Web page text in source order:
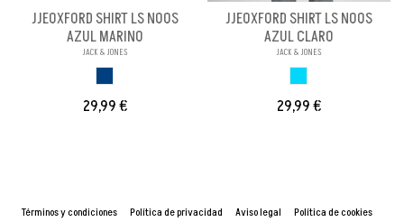
JJEOXFORD SHIRT LS NOOS
AZUL MARINO
JACK & JONES
29,99 €
JJEOXFORD SHIRT LS NOOS
AZUL CLARO
JACK & JONES
29,99 €
Términos y condiciones Política de privacidad Aviso legal Política de cookies